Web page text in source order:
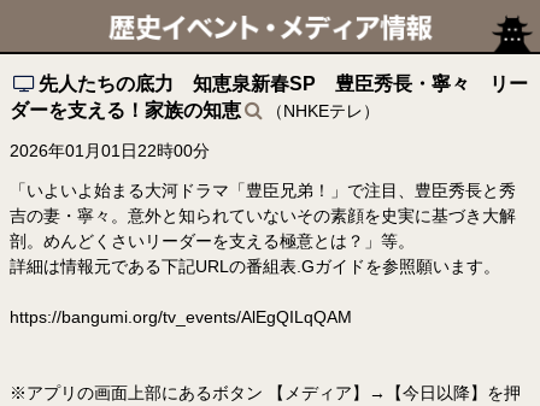
先人たちの底力 知恵泉新春SP 豊臣秀長・寧々 リー
ダーを支える！家族の知恵
（NHKEテレ）
2026年01月01日22時00分
「いよいよ始まる大河ドラマ「豊臣兄弟！」で注目、豊臣秀長と秀
吉の妻・寧々。意外と知られていないその素顔を史実に基づき大解
剖。めんどくさいリーダーを支える極意とは？」等。
詳細は情報元である下記URLの番組表.Gガイドを参照願います。
https://bangumi.org/tv_events/AlEgQILqQAM
※アプリの画面上部にあるボタン 【メディア】→【今日以降】を押